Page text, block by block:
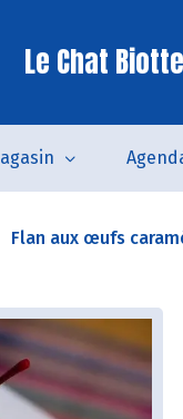
Le Chat
Flan aux œufs